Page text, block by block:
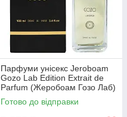
Парфуми унісекс Jeroboam
Gozo Lab Edition Extrait de
Parfum (Жеробоам Гозо Лаб)
Парфум 100 ml/мл
Готово до відправки